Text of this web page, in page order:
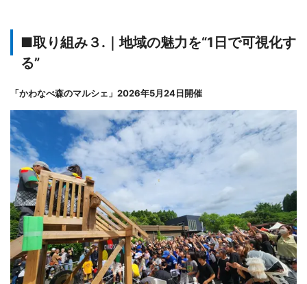
■取り組み３.｜地域の魅力を“1日で可視化す
る”
「かわなべ森のマルシェ」2026年5月24日開催